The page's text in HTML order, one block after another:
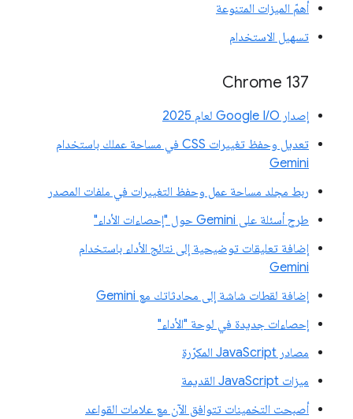
أهمّ الميزات المتنوعة
تسهيل الاستخدام
‫Chrome 137
إصدار Google I/O لعام 2025
تعديل وحفظ تغييرات CSS في مساحة عملك باستخدام
Gemini
ربط مجلد مساحة عمل وحفظ التغييرات في ملفات المصدر
طرح أسئلة على Gemini حول "إحصاءات الأداء"
إضافة تعليقات توضيحية إلى نتائج الأداء باستخدام
Gemini
إضافة لقطات شاشة إلى محادثاتك مع Gemini
إحصاءات جديدة في لوحة "الأداء"
مصادر JavaScript المكرّرة
ميزات JavaScript القديمة
أصبحت التخمينات تتوافق الآن مع علامات القواعد